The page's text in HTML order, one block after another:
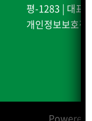
평-1283 | 대표
개인정보보호정
Powered